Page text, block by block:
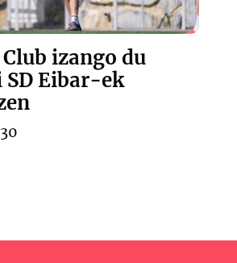
izango du
Eibar-ek